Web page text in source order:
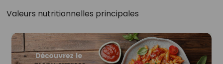
Valeurs nutritionnelles principales